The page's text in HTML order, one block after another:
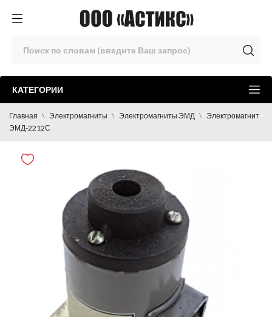
КАТЕГОРИИ
Главная Электромагниты Электромагниты ЭМД
Электромагнит
ЭМД-2212С